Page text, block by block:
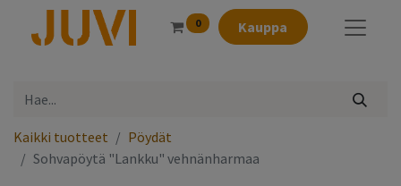
0 Kauppa
Kaikki tuotteet
Pöydät
Sohvapöytä "Lankku" vehnänharmaa